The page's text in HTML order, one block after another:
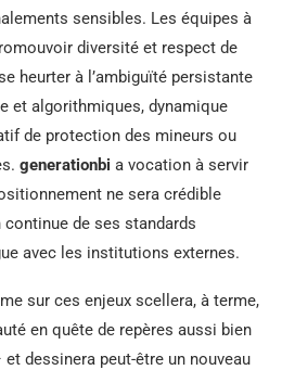
sensibles. Les équipes à
diversité et respect de
heurter à l’ambiguïté persistante
et algorithmiques, dynamique
de protection des mineurs ou
generationbi a vocation à servir
ne sera crédible
continue de ses standards
avec les institutions externes.
sur ces enjeux scellera, à terme,
en quête de repères aussi bien
dessinera peut-être un nouveau